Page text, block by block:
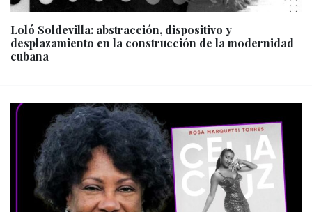
Loló Soldevilla: abstracción, dispositivo y
desplazamiento en la construcción de la modernidad
cubana